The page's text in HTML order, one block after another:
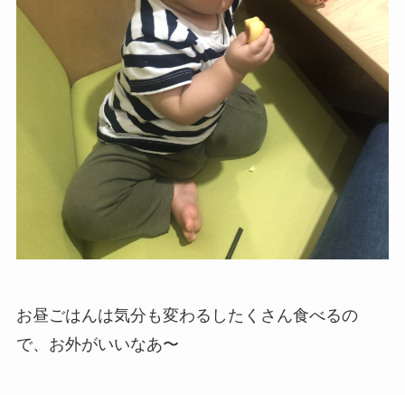
お昼ごはんは気分も変わるしたくさん食べるの
で、お外がいいなあ〜